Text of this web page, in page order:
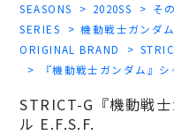
SEASONS 2020SS
そ
SERIES
機動戦士ガンダム
ORIGINAL BRAND
『機動戦士ガンダム』
STRICT-G『機動戦
ル E.F.S.F.